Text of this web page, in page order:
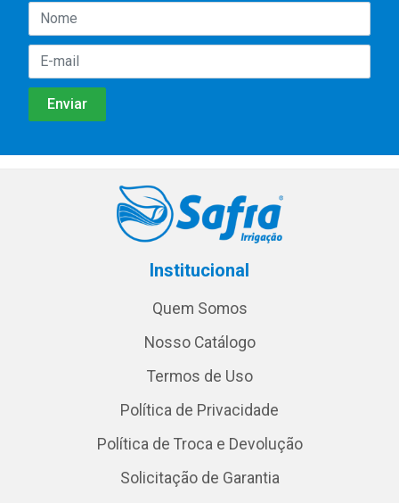
Institucional
Quem Somos
Nosso Catálogo
Termos de Uso
Política de Privacidade
Política de Troca e Devolução
Solicitação de Garantia